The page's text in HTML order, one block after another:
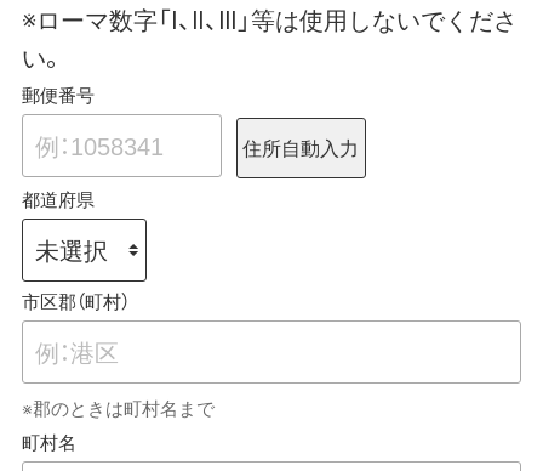
※ローマ数字「Ⅰ、Ⅱ、Ⅲ」等は使用しないでくださ
い。
郵便番号
住所自動入力
都道府県
市区郡（町村）
※郡のときは町村名まで
町村名